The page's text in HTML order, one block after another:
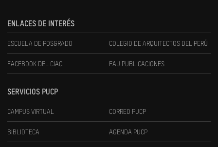
ENLACES DE INTERÉS
ESCUELA DE POSGRADO COLEGIO DE ARQUITECTOS DEL PERÚ
FACEBOOK DEL CIAC FAU PUBLICACIONES
SERVICIOS PUCP
CAMPUS VIRTUAL CORREO PUCP
BIBLIOTECA AGENDA PUCP